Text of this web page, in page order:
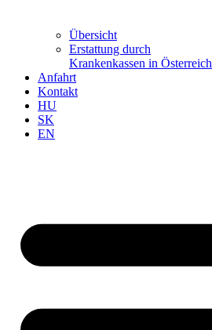
Übersicht
Erstattung durch
Krankenkassen in Österreich
Anfahrt
Kontakt
HU
SK
EN